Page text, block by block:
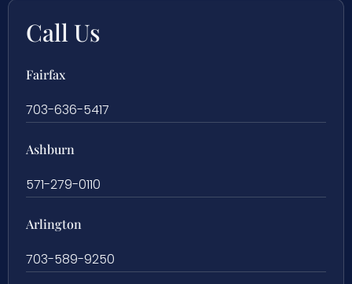
Call Us
Fairfax
703-636-5417
Ashburn
571-279-0110
Arlington
703-589-9250